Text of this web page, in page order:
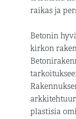
raikas ja
Betonin
kirkon
plastisia